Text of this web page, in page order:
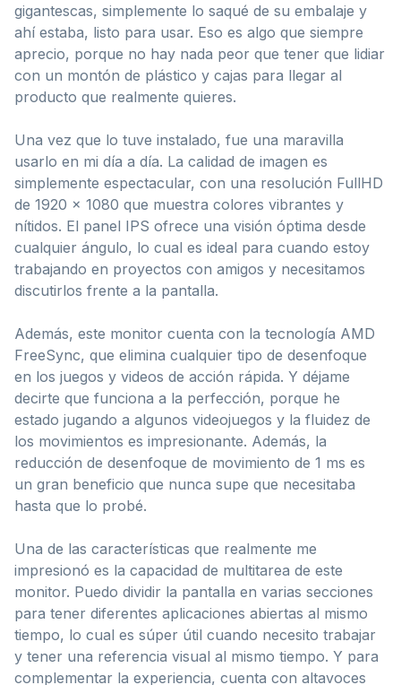
gigantescas, simplemente lo saqué de su embalaje y
ahí estaba, listo para usar. Eso es algo que siempre
aprecio, porque no hay nada peor que tener que lidiar
con un montón de plástico y cajas para llegar al
producto que realmente quieres.
Una vez que lo tuve instalado, fue una maravilla
usarlo en mi día a día. La calidad de imagen es
simplemente espectacular, con una resolución FullHD
de 1920 x 1080 que muestra colores vibrantes y
nítidos. El panel IPS ofrece una visión óptima desde
cualquier ángulo, lo cual es ideal para cuando estoy
trabajando en proyectos con amigos y necesitamos
discutirlos frente a la pantalla.
Además, este monitor cuenta con la tecnología AMD
FreeSync, que elimina cualquier tipo de desenfoque
en los juegos y videos de acción rápida. Y déjame
decirte que funciona a la perfección, porque he
estado jugando a algunos videojuegos y la fluidez de
los movimientos es impresionante. Además, la
reducción de desenfoque de movimiento de 1 ms es
un gran beneficio que nunca supe que necesitaba
hasta que lo probé.
Una de las características que realmente me
impresionó es la capacidad de multitarea de este
monitor. Puedo dividir la pantalla en varias secciones
para tener diferentes aplicaciones abiertas al mismo
tiempo, lo cual es súper útil cuando necesito trabajar
y tener una referencia visual al mismo tiempo. Y para
complementar la experiencia, cuenta con altavoces